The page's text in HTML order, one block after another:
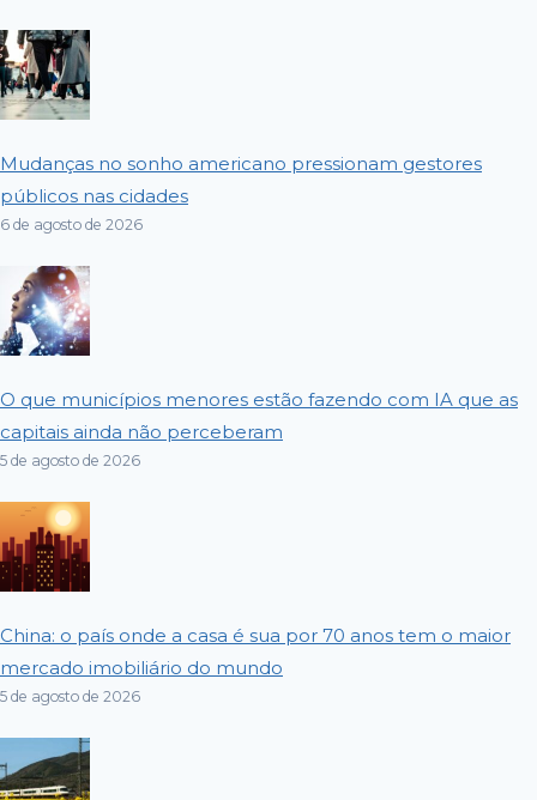
Mudanças no sonho americano pressionam gestores
públicos nas cidades
6 de agosto de 2026
O que municípios menores estão fazendo com IA que as
capitais ainda não perceberam
5 de agosto de 2026
China: o país onde a casa é sua por 70 anos tem o maior
mercado imobiliário do mundo
5 de agosto de 2026